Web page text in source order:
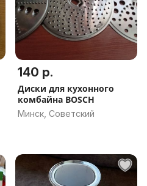
140 р.
Диски для кухонного
комбайна BOSCH
Минск, Советский